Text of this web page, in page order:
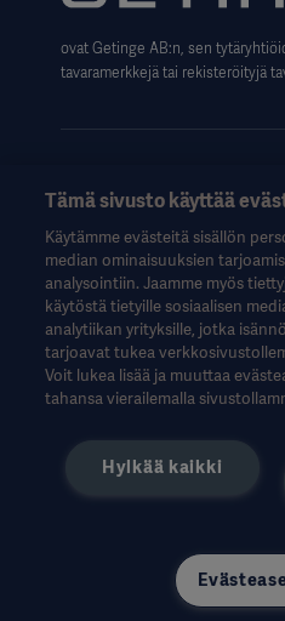
Data Subject Request Form
ovat Getinge AB:n, sen
tavaramerkkejä tai rekisteröityjä
Nämä tiedot on tarkoitettu vain
tai muille alan ammattilaisille, ja
Ne eivät ole kattavia, eikä niitä
huolto-oppaan tai
Getinge ei ole vastuussa mistään
laiminlyönneistä, jotka perustuvat
luottaminen tapahtuu yksinomaan
Mainittu hoito, ratkaisu tai tuote ei
kopioida tai käyttää kokonaan tai
kirjallista lupaa.
Nämä tiedot on tarkoitettu
omia eivätkä välttämättä heijasta
Tämä sivusto käyttää
Käytämme evästeitä sisällön
median ominaisuuksien
analysointiin. Jaamme myös
käytöstä tietyille sosiaalisen
analytiikan yrityksille, jotka
tarjoavat tukea
Voit lukea lisää ja muuttaa
tahansa vierailemalla
Hylkää kaikki